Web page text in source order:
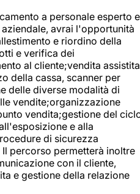
a personale esperto e
avrai l'opportunità
e riordino della
e verifica dei
al cliente;vendita assistita
della cassa, scanner per
delle diverse modalità di
vendite;organizzazione
vendita;gestione del
e alla
di sicurezza
percorso permetterà inoltre
con il cliente,
e gestione della relazione